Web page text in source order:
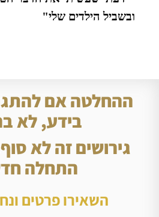
ובשביל הילדים שלי"
ההחלטה אם
בידע, לא
גירושים זה לא
התחלה
השאירו פרטים